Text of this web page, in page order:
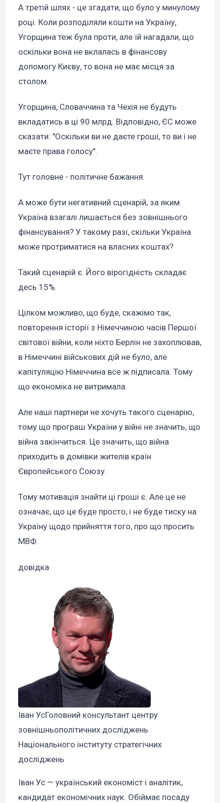
А третій шлях - це згадати, що було у минулому
році. Коли розподіляли кошти на Україну,
Угорщина теж була проти, але їй нагадали, що
оскільки вона не вклалась в фінансову
допомогу Києву, то вона не має місця за
столом.
Угорщина, Словаччина та Чехія не будуть
вкладатись в ці 90 млрд. Відповідно, ЄС може
сказати: "Оскільки ви не даєте гроші, то ви і не
маєте права голосу".
Тут головне - політичне бажання.
А може бути негативний сценарій, за яким
Україна взагалі лишається без зовнішнього
фінансування? У такому разі, скільки Україна
може протриматися на власних коштах?
Такий сценарій є. Його вірогідність складає
десь 15%.
Цілком можливо, що буде, скажімо так,
повторення історії з Німеччиною часів Першої
світової війни, коли ніхто Берлін не захоплював,
в Німеччині військових дій не було, але
капітуляцію Німеччина все ж підписала. Тому
що економіка не витримала.
Але наші партнери не хочуть такого сценарію,
тому що програш України у війні не значить, що
війна закінчиться. Це значить, що війна
приходить в домівки жителів країн
Європейського Союзу.
Тому мотивація знайти ці гроші є. Але це не
означає, що це буде просто, і не буде тиску на
Україну щодо прийняття того, про що просить
МВФ.
довідка
Іван УсГоловний консультант центру
зовнішньополітичних досліджень
Національного інституту стратегічних
досліджень
Іван Ус — український економіст і аналітик,
кандидат економічних наук. Обіймає посаду